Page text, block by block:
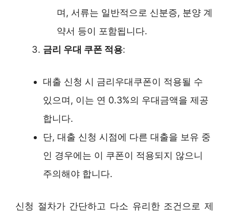
며, 서류는 일반적으로 신분증, 분양 계
약서 등이 포함됩니다.
금리 우대 쿠폰 적용:
대출 신청 시 금리우대쿠폰이 적용될 수
있으며, 이는 연 0.3%의 우대금액을 제공
합니다.
단, 대출 신청 시점에 다른 대출을 보유 중
인 경우에는 이 쿠폰이 적용되지 않으니
주의해야 합니다.
신청 절차가 간단하고 다소 유리한 조건으로 제